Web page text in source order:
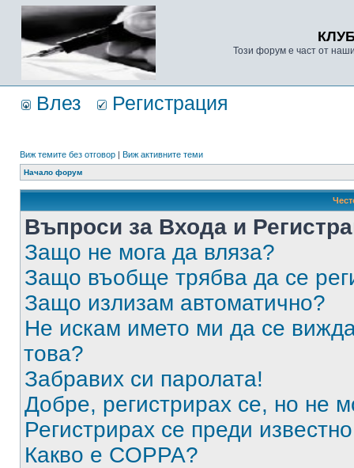
Този форум е част от
Влез Регистрация
Виж темите без отговор | Виж активните теми
Начало форум
Въпроси за Входа и
Защо не мога да вляза?
Защо въобще трябва да се
Защо излизам автоматично?
Не искам името ми да се
това?
Забравих си паролата!
Добре, регистрирах се, но не
Регистрирах се преди
Какво е COPPA?